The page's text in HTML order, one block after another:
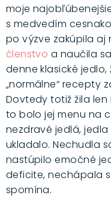
moje
s medvedím
po výzve zakúpila aj
členstvo a naučila
denne klasické
„normálne“ recepty
Dovtedy totiž žila
to bolo jej menu na
nezdravé jedlá,
ukladalo. Nechudla
nastúpilo emočné
deficite, nechápala
spomína.